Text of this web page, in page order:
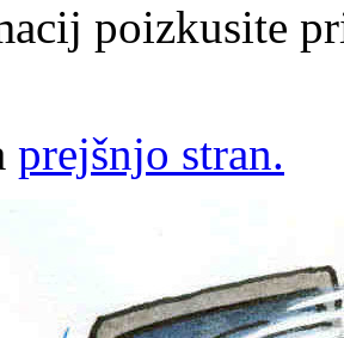
poizkusite
prejšnjo stran.